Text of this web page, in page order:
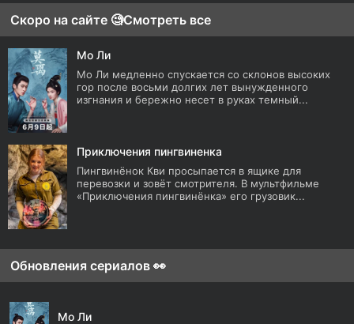
Скоро на сайте 🧐Смотреть все
Мо Ли
Мо Ли медленно спускается со склонов высоких
гор после восьми долгих лет вынужденного
изгнания и бережно несет в руках темный...
Приключения пингвиненка
Пингвинёнок Кви просыпается в ящике для
перевозки и зовёт смотрителя. В мультфильме
«Приключения пингвинёнка» его грузовик...
Обновления сериалов 👀
Мо Ли